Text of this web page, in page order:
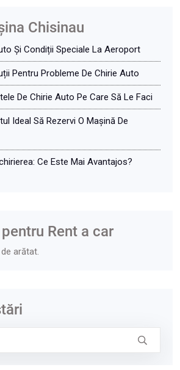
Chisinau
Și Condiții Speciale La Aeroport
Pentru Probleme De Chirie Auto
De Chirie Auto Pe Care Să Le Faci
Ideal Să Rezervi O Mașină De
Ce Este Mai Avantajos?
Rent a car
arătat.